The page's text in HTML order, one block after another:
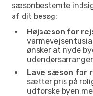
sæsonbestemte
af dit besøg:
Højsæson for
ønsker at nyde
Lave sæson for
sætter pris på
udforske byen